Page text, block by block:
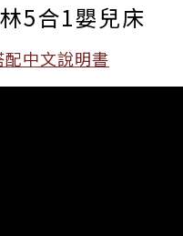
5合1嬰兒床
中文說明書